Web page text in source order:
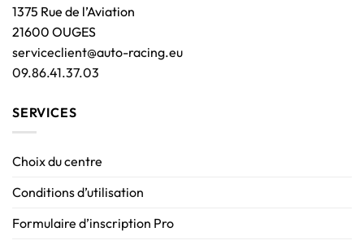
1375 Rue de l’Aviation
21600 OUGES
serviceclient@auto-racing.eu
09.86.41.37.03
SERVICES
Choix du centre
Conditions d’utilisation
Formulaire d’inscription Pro